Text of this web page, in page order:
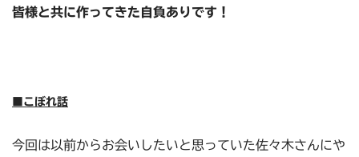
皆様と共に作ってきた自負ありです！
■こぼれ話
今回は以前からお会いしたいと思っていた佐々木さんにや